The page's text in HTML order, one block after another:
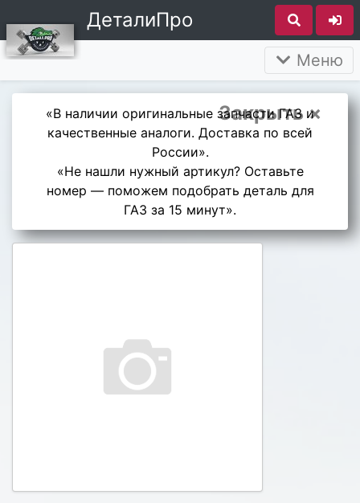
ДеталиПро
Меню
Закрыть ×
«В наличии оригинальные запчасти ГАЗ и
качественные аналоги. Доставка по всей
России».
«Не нашли нужный артикул? Оставьте
номер — поможем подобрать деталь для
ГАЗ за 15 минут».